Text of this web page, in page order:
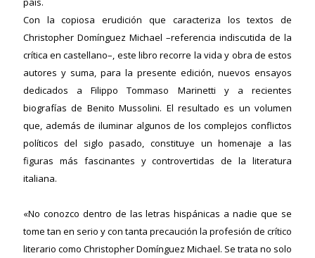
Con la copiosa erudición que caracteriza los textos de
Christopher Domínguez Michael –referencia indiscutida de la
crítica en castellano–, este libro recorre la vida y obra de estos
autores y suma, para la presente edición, nuevos ensayos
dedicados a Filippo Tommaso Marinetti y a recientes
biografías de Benito Mussolini. El resultado es un volumen
que, además de iluminar algunos de los complejos conflictos
políticos del siglo pasado, constituye un homenaje a las
figuras más fascinantes y controvertidas de la literatura
italiana.
«No conozco dentro de las letras hispánicas a nadie que se
tome tan en serio y con tanta precaución la profesión de crítico
literario como Christopher Domínguez Michael. Se trata no solo